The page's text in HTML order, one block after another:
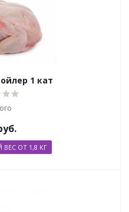
1 кат
ОТ 1,8 КГ